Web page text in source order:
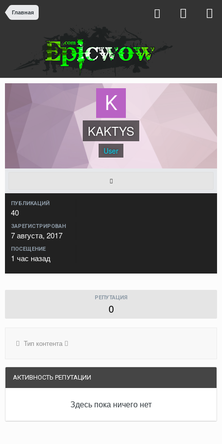
Главная
KAKTYS
User
ПУБЛИКАЦИЙ
40
ЗАРЕГИСТРИРОВАН
7 августа, 2017
ПОСЕЩЕНИЕ
1 час назад
РЕПУТАЦИЯ
0
Тип контента
АКТИВНОСТЬ РЕПУТАЦИИ
Здесь пока ничего нет